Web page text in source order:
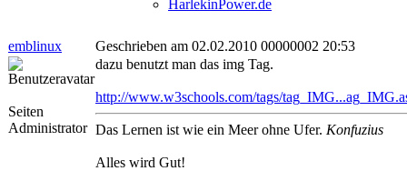
HarlekinPower.de
emblinux Geschrieben am 02.02.2010 00000002 20:53
Seiten
Administrator
dazu benutzt man das img Tag.
http://www.w3schools.com/tags/
Das Lernen ist wie ein Meer ohne Ufer. Konfuzius
Alles wird Gut!